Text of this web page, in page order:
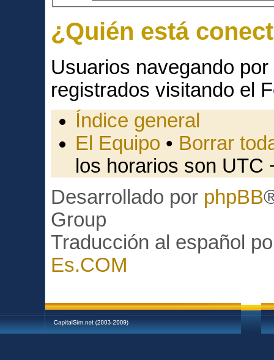
¿Quién está
Usuarios navegando
registrados visitando el
Índice general
El Equipo • Borrar
los horarios son UTC
Desarrollado por phpBB
Group
Traducción al español
Es.COM